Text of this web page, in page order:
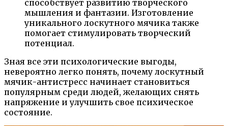
способствует развитию творческого
мышления и фантазии. Изготовление
уникального лоскутного мячика также
помогает стимулировать творческий
потенциал.
Зная все эти психологические выгоды,
невероятно легко понять, почему лоскутный
мячик-антистресс начинает становиться
популярным среди людей, желающих снять
напряжение и улучшить свое психическое
состояние.